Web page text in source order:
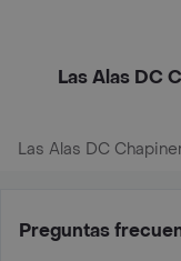
Las Alas DC
Las Alas DC
Preguntas